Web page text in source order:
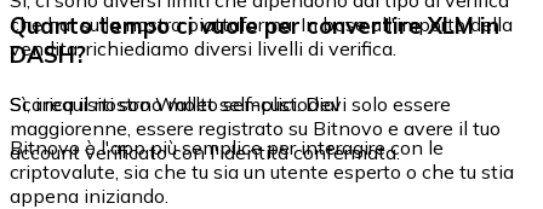
che hai sulla nostra piattaforma. In base all'importo della
vendita, richiediamo diversi livelli di verifica.
Quanto tempo ci vuole per convertire XLM in
DASH?
Sì, i requisiti sono molto semplici. Devi solo essere
maggiorenne, essere registrato su Bitnovo e avere il tuo
account verificato con l'identità confermata.
Scarica il nostro Wallet self-custodial
Bitnovo è l'app più semplice per interagire con le
criptovalute, sia che tu sia un utente esperto o che tu stia
appena iniziando.